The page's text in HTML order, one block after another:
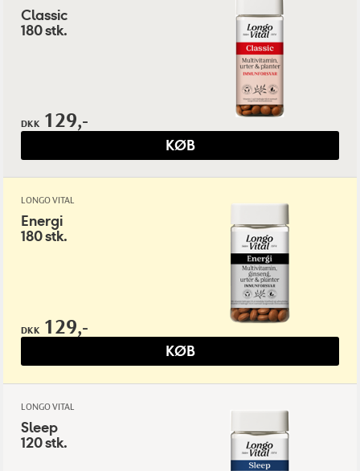
Classic
180 stk.
DKK 129,-
KØB
LONGO VITAL
Energi
180 stk.
DKK 129,-
KØB
LONGO VITAL
Sleep
120 stk.